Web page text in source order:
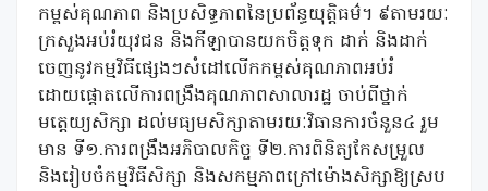
កម្ពស់គុណភាព និងប្រសិទ្ធភាពនៃប្រព័ន្ធយុត្តិធម៌។ ៩តាមរយៈ
ក្រសួងអប់រំយុវជន និងកីឡាបានយកចិត្តទុក ដាក់ និងដាក់
ចេញនូវកម្មវិធីផ្សេងៗសំដៅលើកកម្ពស់គុណភាពអប់រំ
ដោយផ្តោតលើការពង្រឹងគុណភាពសាលារដ្ឋ ចាប់ពីថ្នាក់
មត្តេយ្យសិក្សា ដល់មធ្យមសិក្សាតាមរយៈវិធានការចំនួន៤ រួម
មាន ទី១.ការពង្រឹងអភិបាលកិច្ច ទី២.ការពិនិត្យកែសម្រួល
និងរៀបចំកម្មវិធីសិក្សា និងសកម្មភាពក្រៅម៉ោងសិក្សាឱ្យស្រប